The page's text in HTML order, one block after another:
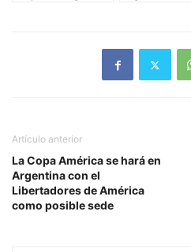
Artículo anterior
La Copa América se hará en
Argentina con el
Libertadores de América
como posible sede